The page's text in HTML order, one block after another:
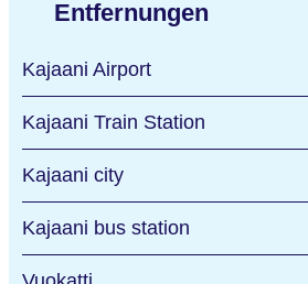
Entfernungen
Kajaani Airport
Kajaani Train Station
Kajaani city
Kajaani bus station